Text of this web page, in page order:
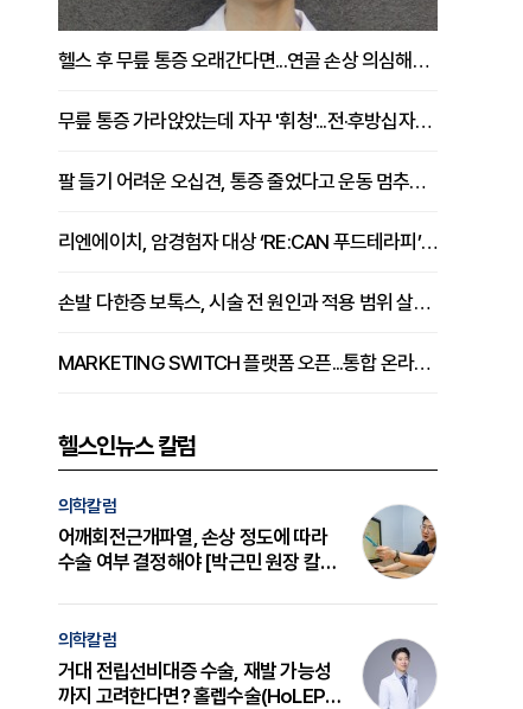
헬스 후 무릎 통증 오래간다면...연골 손상 의심해야 [김상범 원장 칼럼]
무릎 통증 가라앉았는데 자꾸 '휘청'...전·후방십자인대 파열 확인해야 [곽우경 원장 칼럼]
팔 들기 어려운 오십견, 통증 줄었다고 운동 멈추면 안 되는 이유 [이병욱 원장 칼럼]
리엔에이치, 암경험자 대상 ‘RE:CAN 푸드테라피’ 운영
손발 다한증 보톡스, 시술 전 원인과 적용 범위 살펴야 [강윤일 원장 칼럼]
MARKETING SWITCH 플랫폼 오픈...통합 온라인 마케팅 서비스 확대
헬스인뉴스 칼럼
의학칼럼
어깨회전근개파열, 손상 정도에 따라
수술 여부 결정해야 [박근민 원장 칼
의학칼럼
거대 전립선비대증 수술, 재발 가능성
까지 고려한다면? 홀렙수술(HoLEP)